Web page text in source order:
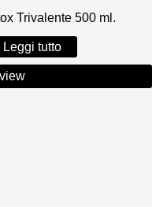
Trivalente 500 ml.
Leggi tutto